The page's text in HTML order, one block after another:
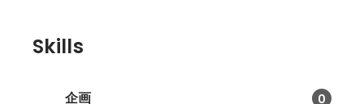
Skills
企画 0